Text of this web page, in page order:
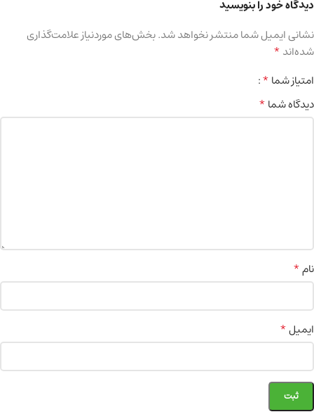
دیدگاه خود را بنویسید
نشانی ایمیل شما منتشر نخواهد شد.بخش‌های موردنیاز علامت‌گذاری
شده‌اند*
امتیاز شما*
دیدگاه شما*
نام*
ایمیل*